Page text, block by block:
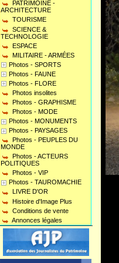
PATRIMOINE -
ARCHITECTURE
TOURISME
SCIENCE &
TECHNOLOGIE
ESPACE
MILITAIRE - ARMÉES
Photos - SPORTS
Photos - FAUNE
Photos - FLORE
Photos insolites
Photos - GRAPHISME
Photos - MODE
Photos - MONUMENTS
Photos - PAYSAGES
Photos - PEUPLES DU
MONDE
Photos - ACTEURS
POLITIQUES
Photos - VIP
Photos - TAUROMACHIE
LIVRE D'OR
Histoire d'Image Plus
Conditions de vente
Annonces légales